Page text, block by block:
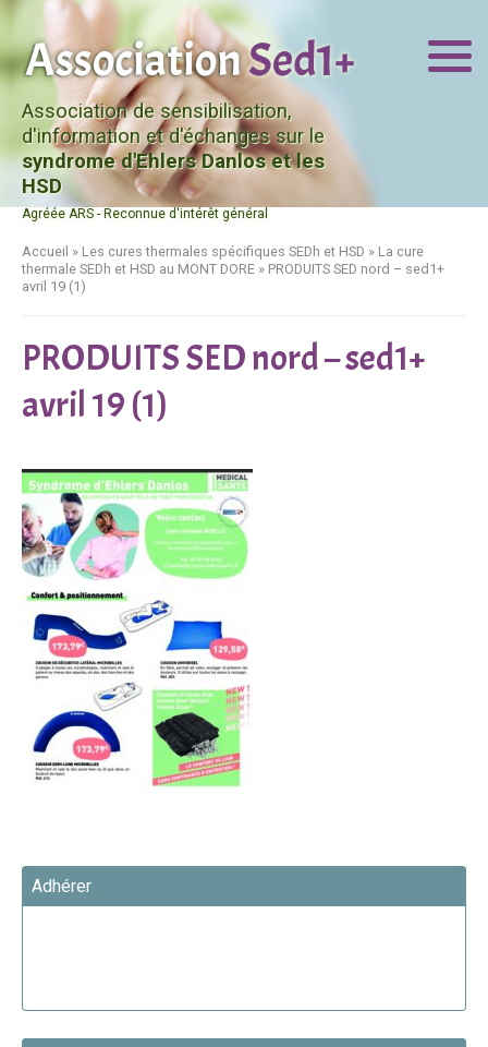
Association de sensibilisation,
d'information et d'échanges sur le
syndrome d'Ehlers Danlos et les
HSD
Agréée ARS - Reconnue d'intérêt général
Accueil » Les cures thermales spécifiques SEDh et HSD » La cure
thermale SEDh et HSD au MONT DORE » PRODUITS SED nord – sed1+
avril 19 (1)
PRODUITS SED nord – sed1+
avril 19 (1)
Adhérer